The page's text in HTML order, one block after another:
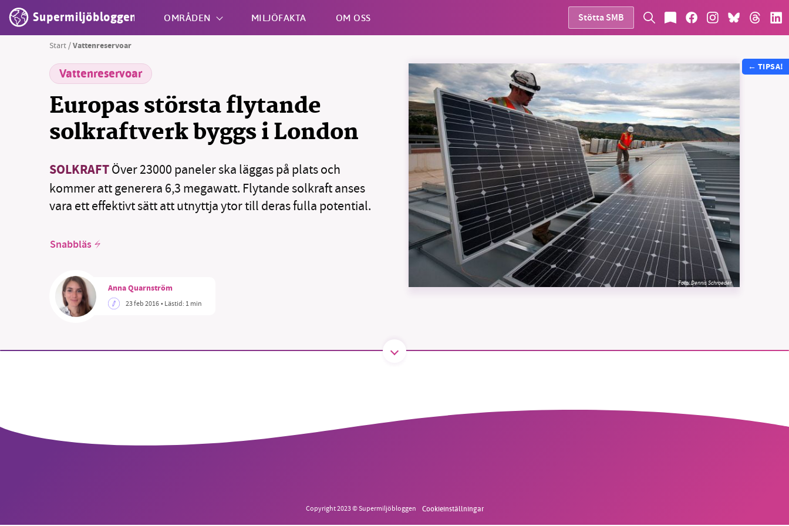
Supermiljöbloggen OMRÅDEN MILJÖFAKTA OM OSS Stötta SMB
Shift + S
Start /Vattenreservoar
Vattenreservoar
Europas största flytande
solkraftverk byggs i London
SOLKRAFTÖver 23000 paneler ska läggas på plats och
kommer att generera 6,3 megawatt. Flytande solkraft anses
vara ett effektivt sätt att utnyttja ytor till deras fulla potential.
Snabbläs
Anna Quarnström
23 feb 2016• Lästid: 1 min
Foto:Dennis Schroeder
← TIPSA!
Copyright 2023 © Supermiljöbloggen Cookieinställningar
ideella redaktion drivit miljödebatten framåt genom
Stötta vårt arbete genom att swisha en slant till